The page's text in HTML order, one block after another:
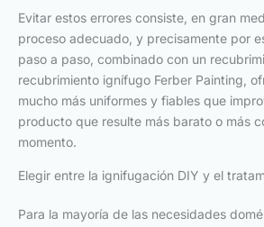
Evitar estos errores consiste, en gran
proceso adecuado, y precisamente por
paso a paso, combinado con un
recubrimiento ignífugo Ferber Painting,
mucho más uniformes y fiables que
producto que resulte más barato o más
momento.
Elegir entre la ignifugación DIY y el
Para la mayoría de las necesidades